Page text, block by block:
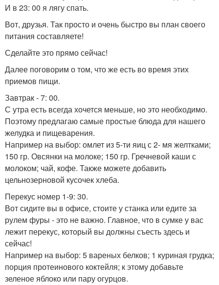
И в 23: 00 я лягу спать.
Вот, друзья. Так просто и очень быстро вы план своего
питания составляете!
Сделайте это прямо сейчас!
Далее поговорим о том, что же есть во время этих
приемов пищи.
Завтрак - 7: 00.
С утра есть всегда хочется меньше, но это необходимо.
Поэтому предлагаю самые простые блюда для нашего
желудка и пищеварения.
Например на выбор: омлет из 5-ти яиц с 2- мя желтками;
150 гр. Овсянки на молоке; 150 гр. Гречневой каши с
молоком; чай, кофе. Также можете добавить
цельнозерновой кусочек хлеба.
Перекус номер 1-9: 30.
Вот сидите вы в офисе, стоите у станка или едите за
рулем фуры - это не важно. Главное, что в сумке у вас
лежит перекус, который вы должны съесть здесь и
сейчас!
Например на выбор: 5 вареных белков; 1 куриная грудка;
порция протеинового коктейля; к этому добавьте
зеленое яблоко или пару огурцов.